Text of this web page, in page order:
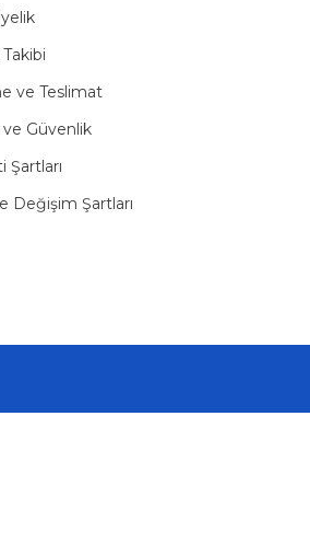
ve Teslimat
ve Güvenlik
Şartları
Değişim Şartları